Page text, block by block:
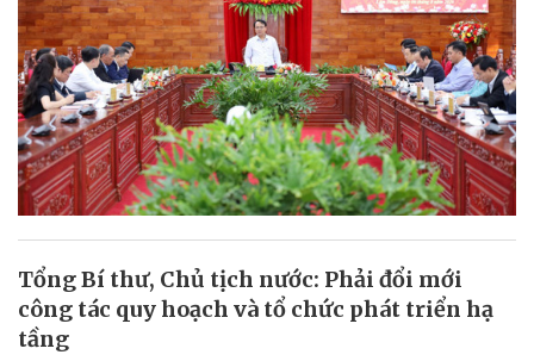
Tổng Bí thư, Chủ tịch nước: Phải đổi mới
công tác quy hoạch và tổ chức phát triển hạ
tầng